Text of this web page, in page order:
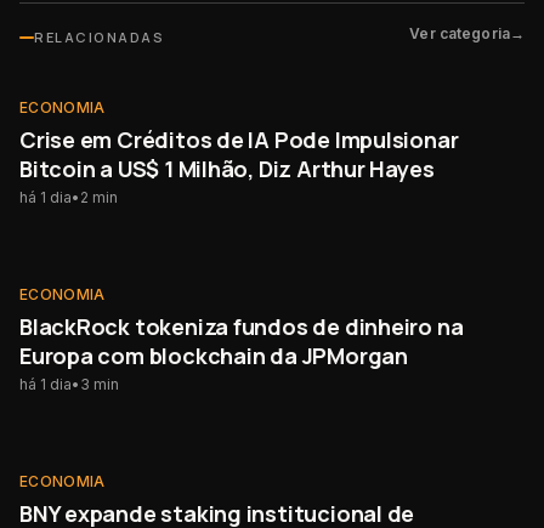
RELACIONADAS Ver categoria→
ECONOMIA
ECONOMIA
Crise em Créditos de IA Pode Impulsionar
Bitcoin a US$ 1 Milhão, Diz Arthur Hayes
há 1 dia• 2 min
ECONOMIA
ECONOMIA
BlackRock tokeniza fundos de dinheiro na
Europa com blockchain da JPMorgan
há 1 dia• 3 min
ECONOMIA
ECONOMIA
BNY expande staking institucional de